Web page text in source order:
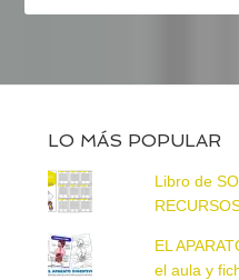
LO MÁS POPULAR
Libro de
EL
el aula y